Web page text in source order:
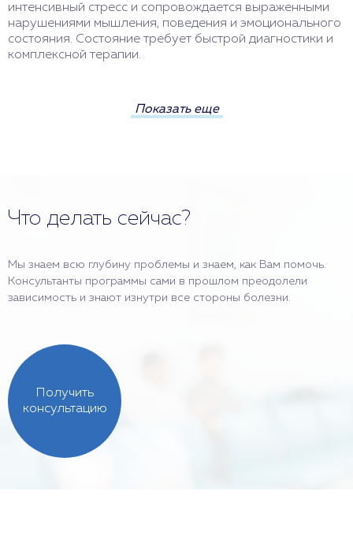
интенсивный стресс и сопровождается выраженными
нарушениями мышления, поведения и эмоционального
состояния. Состояние требует быстрой диагностики и
комплексной терапии.
Показать еще
Что делать сейчас?
Мы знаем всю глубину проблемы и знаем, как Вам помочь.
Консультанты программы сами в прошлом преодолели
зависимость и знают изнутри все стороны болезни.
Получить
консультацию